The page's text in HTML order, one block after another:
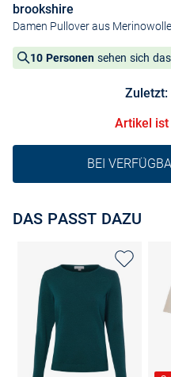
brookshire
Damen Pullover aus Merinowolle
10 Personen sehen sich
Zuletzt:
Artikel
BEI
DAS PASST DAZU